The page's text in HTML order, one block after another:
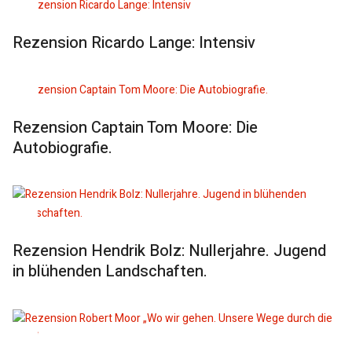
Rezension Ricardo Lange: Intensiv
Rezension Captain Tom Moore: Die
Autobiografie.
Rezension Hendrik Bolz: Nullerjahre. Jugend
in blühenden Landschaften.